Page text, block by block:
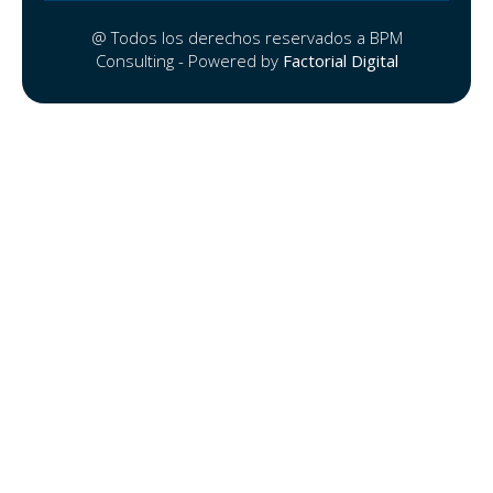
@ Todos los derechos reservados a BPM
Consulting - Powered by Factorial Digital